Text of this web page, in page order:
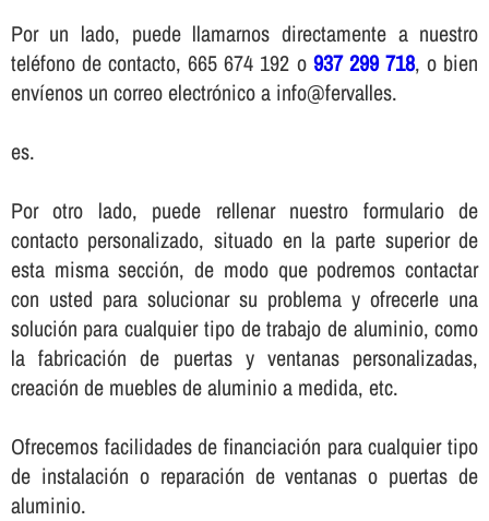
Por un lado, puede llamarnos directamente a nuestro
teléfono de contacto, 665 674 192 o 937 299 718, o bien
enví­enos un correo electrónico a info@fervalles.
es.
Por otro lado, puede rellenar nuestro formulario de
contacto personalizado, situado en la parte superior de
esta misma sección, de modo que podremos contactar
con usted para solucionar su problema y ofrecerle una
solución para cualquier tipo de trabajo de aluminio, como
la fabricación de puertas y ventanas personalizadas,
creación de muebles de aluminio a medida, etc.
Ofrecemos facilidades de financiación para cualquier tipo
de instalación o reparación de ventanas o puertas de
aluminio.